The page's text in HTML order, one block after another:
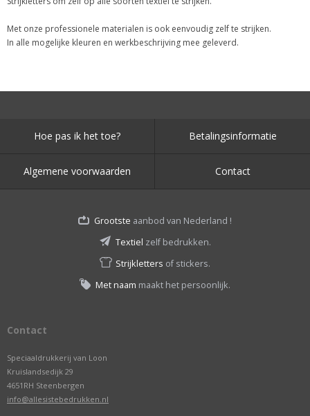
Met onze professionele materialen is ook eenvoudig zelf te strijken.
In alle mogelijke kleuren en werkbeschrijving mee geleverd.
Hoe pas ik het toe? Betalingsinformatie
Algemene voorwaarden Contact
Grootste aanbod van Nederland !
Textiel zelf bedrukken.
Strijkletters of stickers.
Met naam maakt het persoonlijk.
Contact
Speciaaldrukkerij van Loon
Kruislandsedijk 29
4651RH Steenbergen
info@allesistebedrukken.nl